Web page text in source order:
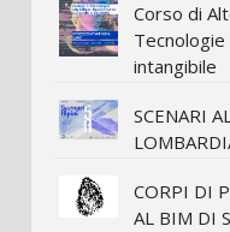
Corso di
intangibile
SCENARI
CORPI DI
AL BIM DI